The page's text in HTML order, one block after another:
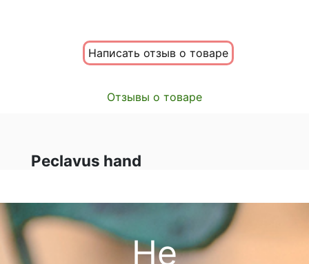
Написать отзыв о товаре
Отзывы о товаре
Peclavus hand
Не